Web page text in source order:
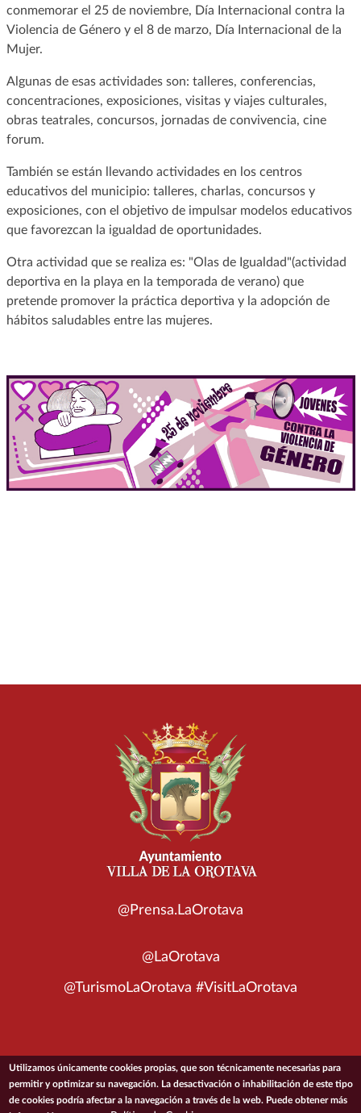
conmemorar el 25 de noviembre, Día Internacional contra la
Violencia de Género y el 8 de marzo, Día Internacional de la
Mujer.
Algunas de esas actividades son: talleres, conferencias,
concentraciones, exposiciones, visitas y viajes culturales,
obras teatrales, concursos, jornadas de convivencia, cine
forum.
También se están llevando actividades en los centros
educativos del municipio: talleres, charlas, concursos y
exposiciones, con el objetivo de impulsar modelos educativos
que favorezcan la igualdad de oportunidades.
Otra actividad que se realiza es: "Olas de Igualdad"(actividad
deportiva en la playa en la temporada de verano) que
pretende promover la práctica deportiva y la adopción de
hábitos saludables entre las mujeres.
@Prensa.LaOrotava
@LaOrotava
@TurismoLaOrotava #VisitLaOrotava
© 2026 Ayuntamiento de la Villa de La Orotava
Utilizamos únicamente cookies propias, que son técnicamente necesarias para
permitir y optimizar su navegación. La desactivación o inhabilitación de este tipo
de cookies podría afectar a la navegación a través de la web. Puede obtener más